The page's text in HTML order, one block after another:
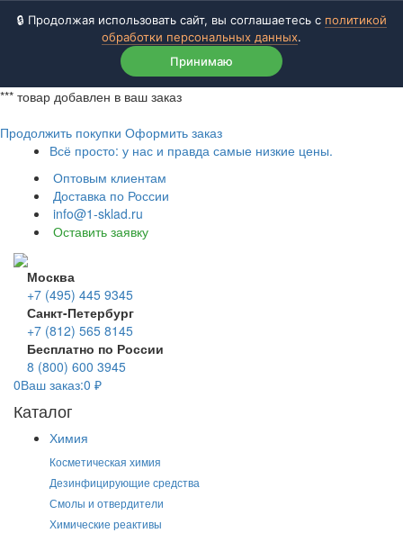
🔒 Продолжая использовать сайт, вы соглашаетесь с политикой
обработки персональных данных.
Принимаю
*** товар добавлен в ваш заказ
Продолжить покупки Оформить заказ
Всё просто: у нас и правда самые низкие цены.
Оптовым клиентам
Доставка по России
info@1-sklad.ru
Оставить заявку
Москва
+7 (495) 445 9345
Санкт-Петербург
+7 (812) 565 8145
Бесплатно по России
8 (800) 600 3945
0Ваш заказ:0 ₽
Каталог
Химия
Косметическая химия
Дезинфицирующие средства
Смолы и отвердители
Химические реактивы